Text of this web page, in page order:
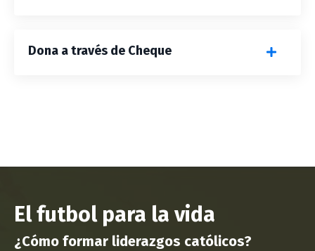
Dona a través de Cheque
El futbol para la vida
¿Cómo formar liderazgos católicos?